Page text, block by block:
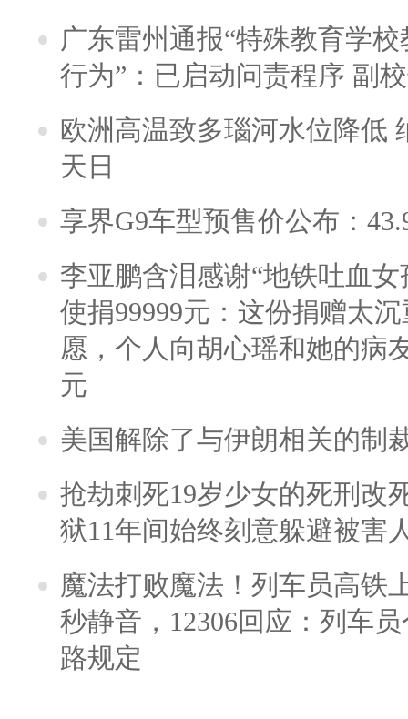
广东雷州通报“特殊教育学
行为”：已启动问责程序 副
欧洲高温致多瑙河水位降低
天日
享界G9车型预售价公布：
李亚鹏含泪感谢“地铁吐血
使捐99999元：这份捐赠太
愿，个人向胡心瑶和她的病
元
美国解除了与伊朗相关的制
抢劫刺死19岁少女的死刑改
狱11年间始终刻意躲避被害
魔法打败魔法！列车员高铁
秒静音，12306回应：列车
路规定